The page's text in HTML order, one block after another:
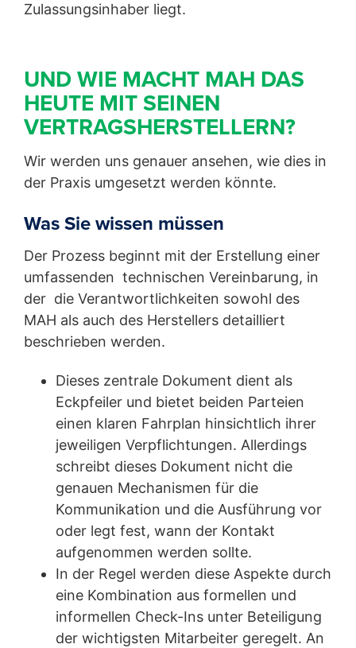
Zulassungsinhaber liegt.
UND WIE MACHT MAH DAS
HEUTE MIT SEINEN
VERTRAGSHERSTELLERN?
Wir werden uns genauer ansehen, wie dies in
der Praxis umgesetzt werden könnte.
Was Sie wissen müssen
Der Prozess beginnt mit der Erstellung einer
umfassenden technischen Vereinbarung, in
der die Verantwortlichkeiten sowohl des
MAH als auch des Herstellers detailliert
beschrieben werden.
Dieses zentrale Dokument dient als
Eckpfeiler und bietet beiden Parteien
einen klaren Fahrplan hinsichtlich ihrer
jeweiligen Verpflichtungen. Allerdings
schreibt dieses Dokument nicht die
genauen Mechanismen für die
Kommunikation und die Ausführung vor
oder legt fest, wann der Kontakt
aufgenommen werden sollte.
In der Regel werden diese Aspekte durch
eine Kombination aus formellen und
informellen Check-Ins unter Beteiligung
der wichtigsten Mitarbeiter geregelt. An